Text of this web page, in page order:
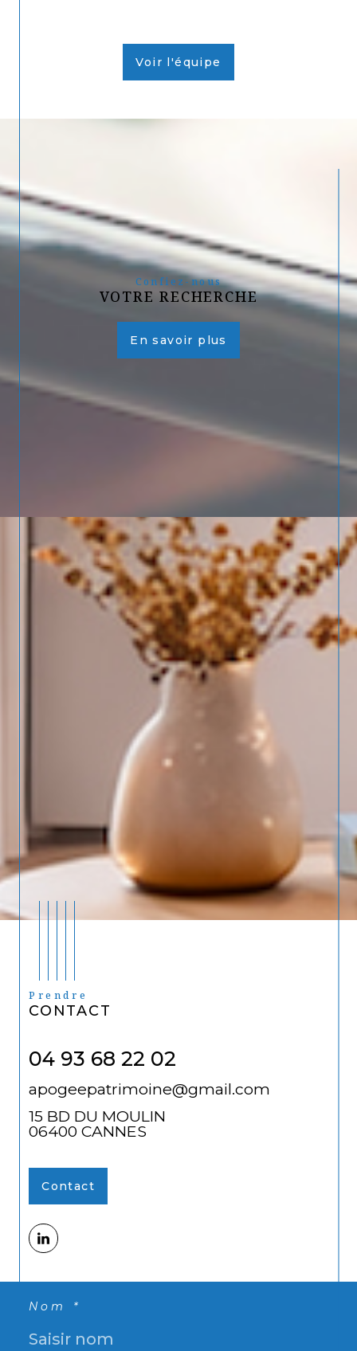
Voir l'équipe
Confiez-nous
VOTRE RECHERCHE
En savoir plus
Nom *
Prendre
CONTACT
04 93 68 22 02
apogeepatrimoine@gmail.com
15 BD DU MOULIN
06400 CANNES
Contact